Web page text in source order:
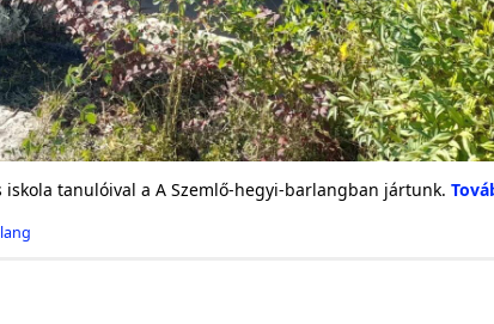
iskola tanulóival a A Szemlő-hegyi-barlangban jártunk.